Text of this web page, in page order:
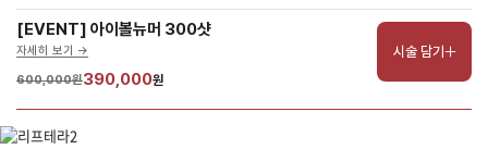
[EVENT] 아이볼뉴머 300샷
자세히 보기 ->
600,000원390,000원
시술 담기